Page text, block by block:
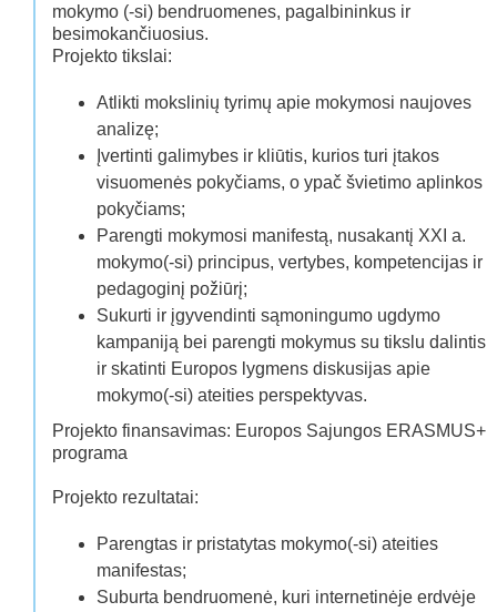
mokymo (-si) bendruomenes, pagalbininkus ir
besimokančiuosius.
Projekto tikslai:
Atlikti mokslinių tyrimų apie mokymosi naujoves
analizę;
Įvertinti galimybes ir kliūtis, kurios turi įtakos
visuomenės pokyčiams, o ypač švietimo aplinkos
pokyčiams;
Parengti mokymosi manifestą, nusakantį XXI a.
mokymo(-si) principus, vertybes, kompetencijas ir
pedagoginį požiūrį;
Sukurti ir įgyvendinti sąmoningumo ugdymo
kampaniją bei parengti mokymus su tikslu dalintis
ir skatinti Europos lygmens diskusijas apie
mokymo(-si) ateities perspektyvas.
Projekto finansavimas: Europos Sajungos ERASMUS+
programa
Projekto rezultatai:
Parengtas ir pristatytas mokymo(-si) ateities
manifestas;
Suburta bendruomenė, kuri internetinėje erdvėje